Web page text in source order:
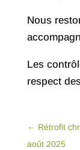
Nous
Les
respect
← Rétrofit
août 2025